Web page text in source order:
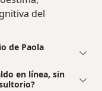
del
de Paola
en línea, sin